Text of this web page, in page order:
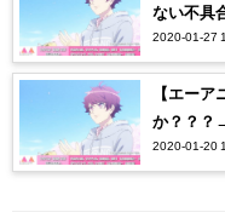
ない不具
2020-01-27
【エー
か？？？
2020-01-20